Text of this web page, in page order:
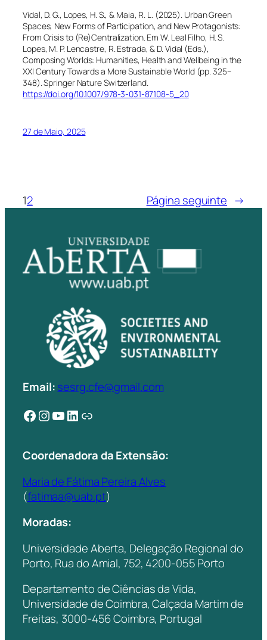
Vidal, D. G., Lopes, H. S., & Maia, R. L. (2025). Urban Green
Spaces, New Forms of Participation, and New Protagonists:
From Crisis to (Re)Centralization. Em W. Leal Filho, H. S.
Lopes, M. P. Lencastre, R. Estrada, & D. Vidal (Eds.),
Composing Worlds: Humanities, Health and Wellbeing in the
XXI Century Towards a More Sustainable World(pp. 325–
348). Springer Nature Switzerland.
https://doi.org/10.1007/978-3-031-87108-5_20
27 de Maio, 2025
12 Página seguinte →
Email:sesrg.cfe@gmail.com
Facebook Instagram YouTube LinkedIn Ligação
Coordenadora da Extensão:
Maria de Fátima Pereira Alves
(fatimaa@uab.pt)
Moradas:
Universidade Aberta, Delegação Regional do
Porto, Rua do Amial, 752, 4200-055 Porto
Departamento de Ciências da Vida,
Universidade de Coimbra, Calçada Martim de
Freitas, 3000-456 Coimbra, Portugal